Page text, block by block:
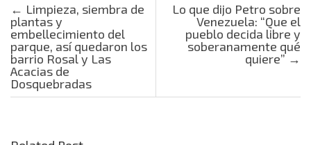
Post navigation
← Limpieza, siembra de
plantas y
embellecimiento del
parque, así quedaron los
barrio Rosal y Las
Acacias de
Dosquebradas
Lo que dijo Petro sobre
Venezuela: “Que el
pueblo decida libre y
soberanamente qué
quiere” →